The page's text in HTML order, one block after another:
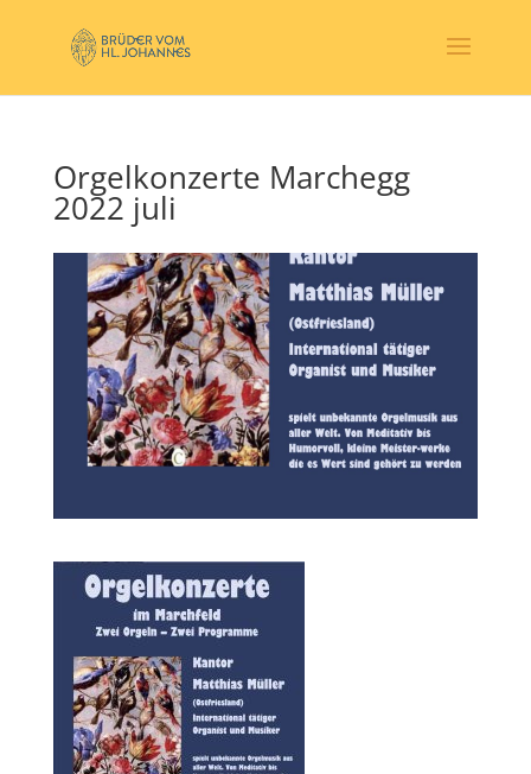
Orgelkonzerte Marchegg
2022 juli